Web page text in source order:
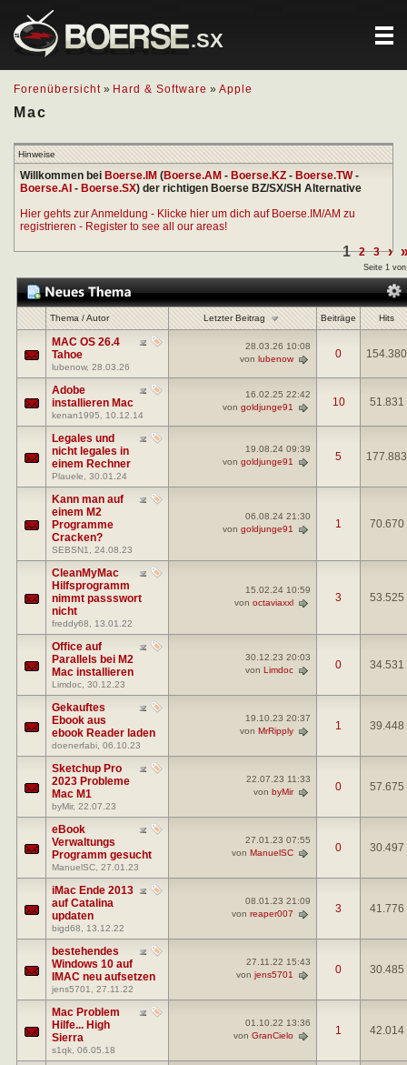
.SX
Forenübersicht » Hard & Software » Apple
Mac
Hinweise
Willkommen bei Boerse.IM (Boerse.AM - Boerse.KZ - Boerse.TW-
Boerse.AI - Boerse.SX) der richtigen Boerse BZ/SX/SH Alternative
Hier gehts zur Anmeldung - Klicke hier um dich auf Boerse.IM/AM zu
registrieren - Register to see all our areas!
1 2 3 ›
Seite 1
Thema/Autor Letzter Beitrag Beiträge Hits
MAC OS 26.4
Tahoe
lubenow, 28.03.26
28.03.26 10:08
von lubenow 0 154.380
Adobe
installieren Mac
kenan1995 , 10.12.14
16.02.25 22:42
von goldjunge91 10 51.831
Legales und
nicht legales in
einem Rechner
Plauele , 30.01.24
19.08.24 09:39
von goldjunge91 5 177.883
Kann man auf
einem M2
Programme
Cracken?
SEBSN1 , 24.08.23
06.08.24 21:30
von goldjunge91 1 70.670
CleanMyMac
Hilfsprogramm
nimmt passswort
nicht
freddy68 , 13.01.22
15.02.24 10:59
von octaviaxxl 3 53.525
Office auf
Parallels bei M2
Mac installieren
Limdoc , 30.12.23
30.12.23 20:03
von Limdoc 0 34.531
Gekauftes
Ebook aus
ebook Reader laden
doenerfabi , 06.10.23
19.10.23 20:37
von MrRipply 1 39.448
Sketchup Pro
2023 Probleme
Mac M1
byMir, 22.07.23
22.07.23 11:33
von byMir 0 57.675
eBook
Verwaltungs
Programm gesucht
ManuelSC , 27.01.23
27.01.23 07:55
von ManuelSC 0 30.497
iMac Ende 2013
auf Catalina
updaten
bigd68 , 13.12.22
08.01.23 21:09
von reaper007 3 41.776
bestehendes
Windows 10 auf
IMAC neu aufsetzen
jens5701 , 27.11.22
27.11.22 15:43
von jens5701 0 30.485
Mac Problem
Hilfe... High
Sierra
s1qk , 06.05.18
01.10.22 13:36
von GranCielo 1 42.014